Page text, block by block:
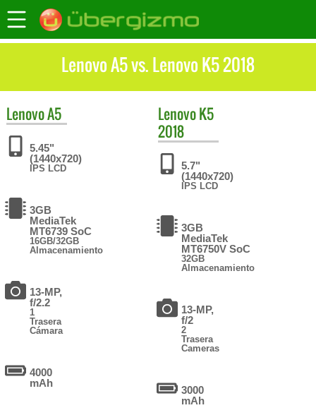
Lenovo A5 vs. Lenovo K5 2018
LenovoA5
5.45"
(1440x720)
IPS LCD
3GB
MediaTek
MT6739 SoC
16GB/32GB
Almacenamiento
13-MP,
f/2.2
1
Trasera
Cámara
4000
mAh
LenovoK5
2018
5.7"
(1440x720)
IPS LCD
3GB
MediaTek
MT6750V SoC
32GB
Almacenamiento
13-MP,
f/2
2
Trasera
Cameras
3000
mAh